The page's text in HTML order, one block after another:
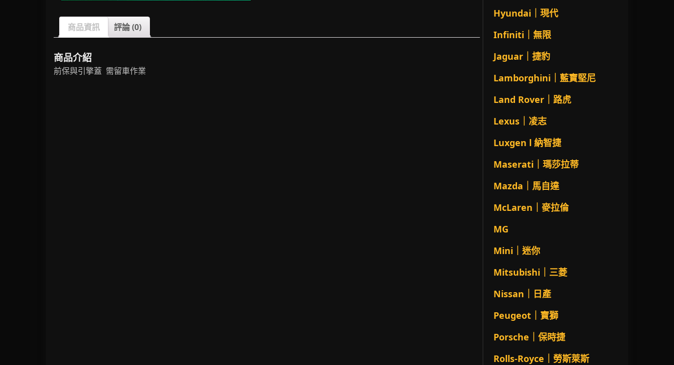
商品資訊 評論 (0)
商品介紹
前保與引擎蓋 需留車作業
Hyundai｜現代
Infiniti｜無限
Jaguar｜捷豹
Lamborghini｜藍寶堅尼
Land Rover｜路虎
Lexus｜凌志
Luxgen l 納智捷
Maserati｜瑪莎拉蒂
Mazda｜馬自達
McLaren｜麥拉倫
MG
Mini｜迷你
Mitsubishi｜三菱
Nissan｜日產
Peugeot｜寶獅
Porsche｜保時捷
Rolls-Royce｜勞斯萊斯